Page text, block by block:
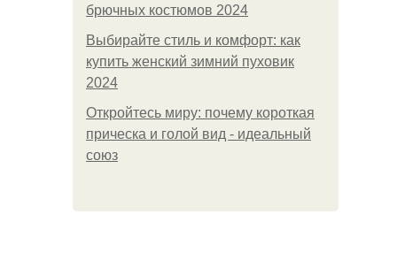
брючных костюмов 2024
Выбирайте стиль и комфорт: как
купить женский зимний пуховик
2024
Откройтесь миру: почему короткая
прическа и голой вид - идеальный
союз